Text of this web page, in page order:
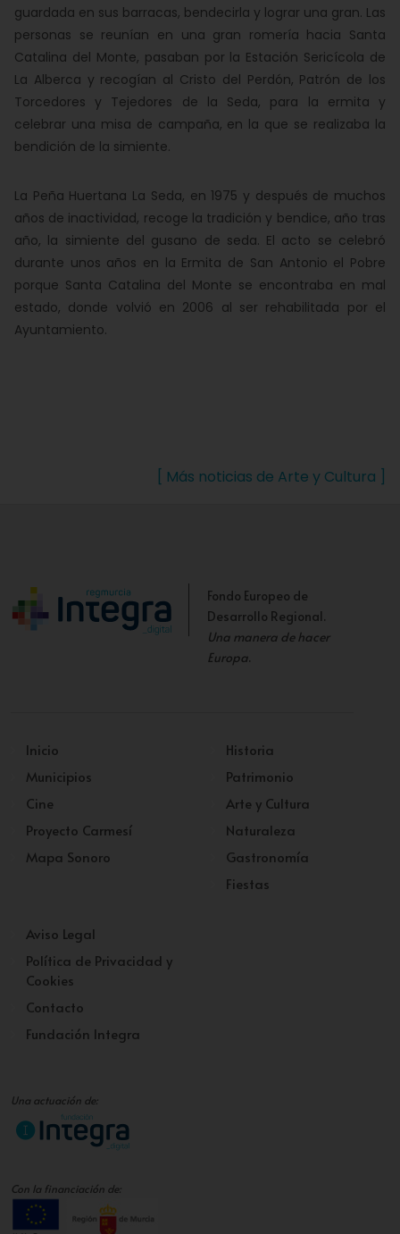
guardada en sus barracas, bendecirla y lograr una gran. Las
personas se reunían en una gran romería hacia Santa
Catalina del Monte, pasaban por la Estación Sericícola de
La Alberca y recogían al Cristo del Perdón, Patrón de los
Torcedores y Tejedores de la Seda, para la ermita y
celebrar una misa de campaña, en la que se realizaba la
bendición de la simiente.
La Peña Huertana La Seda, en 1975 y después de muchos
años de inactividad, recoge la tradición y bendice, año tras
año, la simiente del gusano de seda. El acto se celebró
durante unos años en la Ermita de San Antonio el Pobre
porque Santa Catalina del Monte se encontraba en mal
estado, donde volvió en 2006 al ser rehabilitada por el
Ayuntamiento.
[ Más noticias de Arte y Cultura ]
Fondo Europeo de
Desarrollo Regional.
Una manera de hacer
Europa.
Inicio
Municipios
Cine
Proyecto Carmesí
Mapa Sonoro
Historia
Patrimonio
Arte y Cultura
Naturaleza
Gastronomía
Fiestas
Aviso Legal
Política de Privacidad y
Cookies
Contacto
Fundación Integra
Una actuación de:
Con la financiación de: